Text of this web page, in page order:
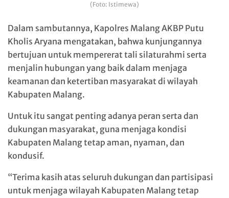
(Foto: Istimewa)
Dalam sambutannya, Kapolres Malang AKBP Putu
Kholis Aryana mengatakan, bahwa kunjungannya
bertujuan untuk mempererat tali silaturahmi serta
menjalin hubungan yang baik dalam menjaga
keamanan dan ketertiban masyarakat di wilayah
Kabupaten Malang.
Untuk itu sangat penting adanya peran serta dan
dukungan masyarakat, guna menjaga kondisi
Kabupaten Malang tetap aman, nyaman, dan
kondusif.
“Terima kasih atas seluruh dukungan dan partisipasi
untuk menjaga wilayah Kabupaten Malang tetap